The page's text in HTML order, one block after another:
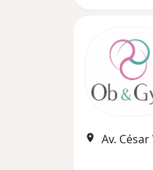
Av.